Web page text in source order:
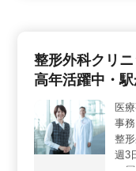
＜やりがい＞ 医
で安心して勤務で
ークライフバランス
整形外科クリ
高年活躍中・
医療事務・
事
整
週3